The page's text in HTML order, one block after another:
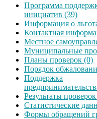
Программа
инициатив (39)
Информация о
Контактная
Местное
Муниципальные
Планы проверок (0)
Порядок
Поддержка
Результаты
Статистические
Формы обращений